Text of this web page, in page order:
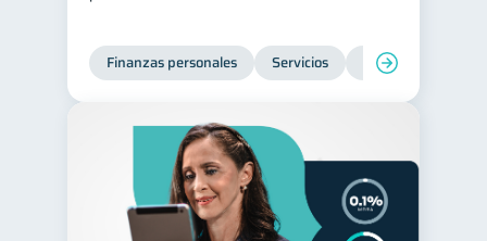
Finanzas personales Servicios Inclusión financiera